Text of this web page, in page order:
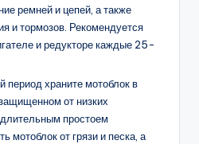
ремней и цепей, а также
и тормозов. Рекомендуется
и редукторе каждые 25-
период храните мотоблок в
от низких
простоем
мотоблок от грязи и песка, а